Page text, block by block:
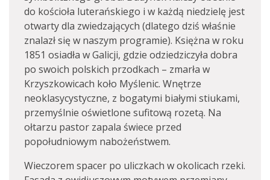
do kościoła luterańskiego i w każdą niedzielę jest
otwarty dla zwiedzających (dlatego dziś właśnie
znalazł się w naszym programie). Księżna w roku
1851 osiadła w Galicji, gdzie odziedziczyła dobra
po swoich polskich przodkach – zmarła w
Krzyszkowicach koło Myślenic. Wnętrze
neoklasycystyczne, z bogatymi białymi stiukami,
przemyślnie oświetlone sufitową rozetą. Na
ołtarzu pastor zapala świece przed
popołudniowym nabożeństwem.
Wieczorem spacer po uliczkach w okolicach rzeki.